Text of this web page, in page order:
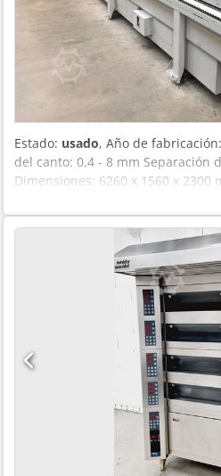
Estado: usado, Año de fabricación:
del canto: 0,4 - 8 mm Separación
Dimensiones: 6260 x 1560 x